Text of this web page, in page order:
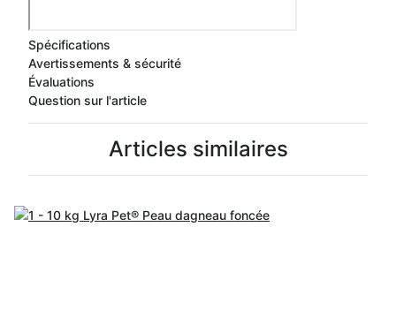
Spécifications
Avertissements & sécurité
Évaluations
Question sur l'article
Articles similaires